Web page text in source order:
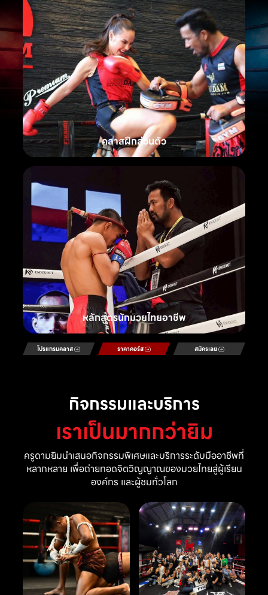
คลาสฝึกส่วนตัว
หลักสูตรนักมวยไทยอาชีพ
โปรแกรมคลาส ราคาคอร์ส สมัครเลย
กิจกรรมและบริการ
เราเป็นมากกว่ายิม
ครูดามยิมนำเสนอกิจกรรมพิเศษและบริการระดับมืออาชีพที่
หลากหลาย เพื่อถ่ายทอดจิตวิญญาณของมวยไทยสู่ผู้เรียน
องค์กร และผู้ชมทั่วโลก